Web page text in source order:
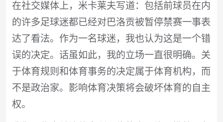
在社交媒体上，米卡莱夫写道：包括前球员在内
的许多足球迷都已经对巴洛贡被暂停禁赛一事表
达了看法。作为一名球迷，我也认为这是一个错
误的决定。话虽如此，我的立场一直很明确。关
于体育规则和体育事务的决定属于体育机构，而
不是政治家。影响体育决策将会破坏体育的自主
权。